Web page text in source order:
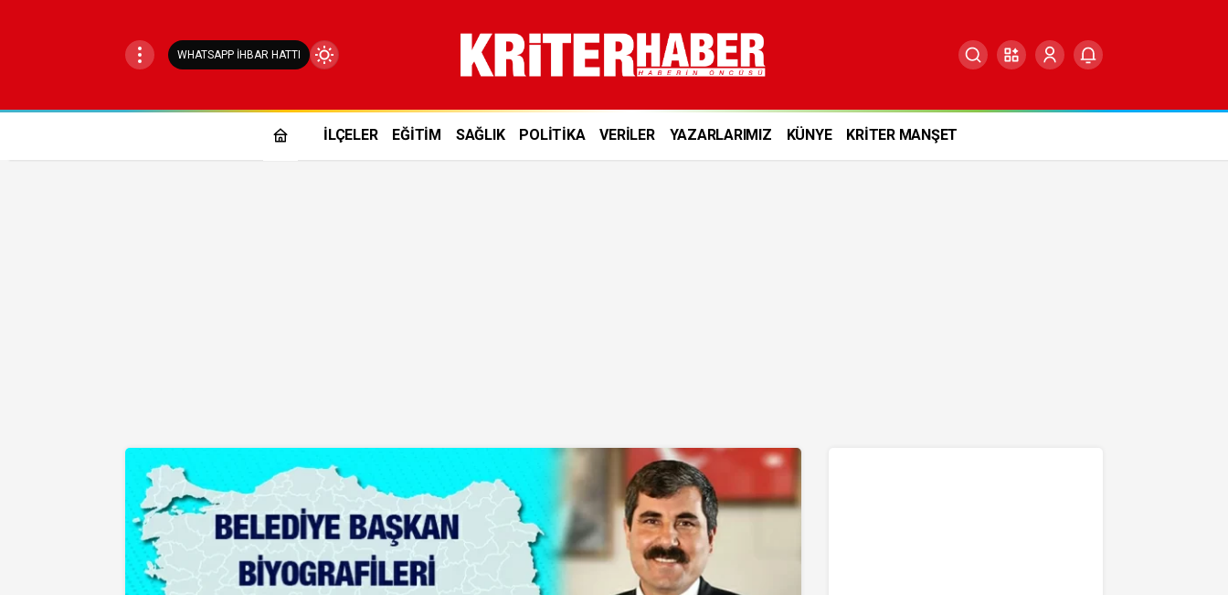
WHATSAPP İHBAR HATTI
Mod
İLÇELER EĞİTİM SAĞLIK POLİTİKA VERİLER YAZARLARIMIZ KÜNYE KRİTER MANŞET